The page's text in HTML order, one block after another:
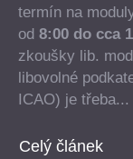
termín na
od 8:00 do cca
zkoušky lib.
libovolné
ICAO) je třeba...
Celý článek